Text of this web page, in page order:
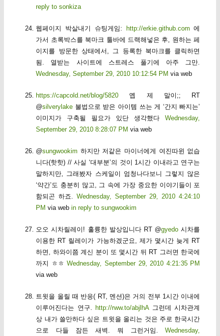
reply to sonkiza
웹페이지 박살내기 슈팅게임: http://erkie.github.com 에
가서 초록박스를 북마크 툴바에 드랙해넣은 후, 원하는 페
이지를 방문한 상태에서, 그 등록한 북마크를 클릭하면
됨. 열받는 사이트에 스트레스 풀기에 아주 그만.
Wednesday, September 29, 2010 10:12:54 PM via web
https://capcold.net/blog/5820 옙 제 말이;; RT
@silverylake 불법으로 받은 아이템 쓰는 게 ‘간지 빠지는’
이미지가 구축될 필요가 있단 생각했다Wednesday,
September 29, 2010 8:28:07 PM via web
@sungwookim 하지만 저같은 마이너에게 여진따윈 없습
니다(핫핫) // 사실 ‘대부분’의 것이 1시간 이내라고 연구는
말하지만, 그래봤자 스케일이 엄청나다보니 그렇지 않은
‘약간’도 충분히 많고, 그 속에 가장 중요한 이야기들이 포
함되곤 하죠.Wednesday, September 29, 2010 4:24:10
PM via webin reply to sungwookim
오오 시차릴레이! 훌륭한 발상입니다 RT @gyedo 시차를
이용한 RT 릴레이가 가능하겠군요, 제가 몇시간 늦게 RT
하면, 하와이쯤 계신 분이 또 몇시간 뒤 RT 그러면 한국에
까지 ㅎㅎWednesday, September 29, 2010 4:21:35 PM
via web
트윗을 올릴 때 반응( RT, 멘션)은 거의 전부 1시간 이내에
이루어진다는 연구. http://rww.to/abjlhA그런데 시차관계
상 내가 쓸만하다 싶은 트윗을 올리는 것은 주로 한국시간
으로 다들 잠든 새벽. 뭐 그런거임.Wednesday,